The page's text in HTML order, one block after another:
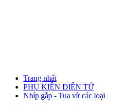
Trang nhất
PHỤ KIỆN ĐIỆN TỬ
Nhíp gắp - Tua vít các loại